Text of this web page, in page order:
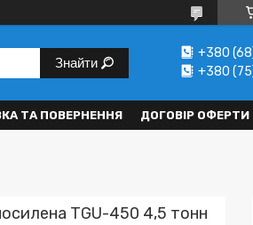
Знайти
+380
+380
ТА ПОВЕРНЕННЯ ДОГОВІР ОФЕРТИ
TGU-450 4,5 тонн